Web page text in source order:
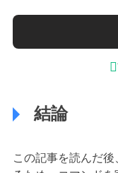

結論
この記事を読んだ